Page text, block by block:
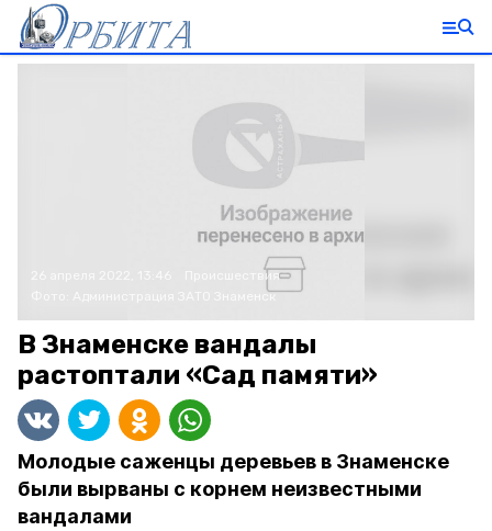
Происшествия
Администрация ЗАТО Знаменск
В Знаменске вандалы
растоптали «Сад памяти»
Молодые саженцы деревьев в Знаменске
были вырваны с корнем неизвестными
вандалами